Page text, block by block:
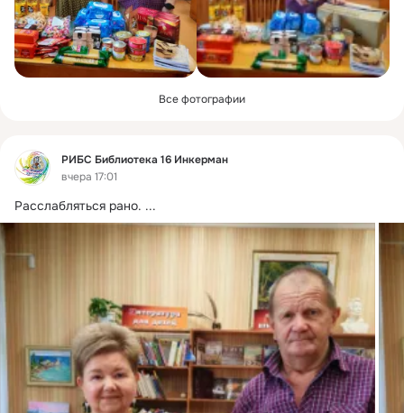
Все фотографии
Фид
РИБС Библиотека 16 Инкерман
вчера 17:01
Расслабляться рано. ...